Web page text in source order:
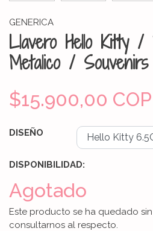
GENERICA
Llavero Hello Kitty /
Metalico / Souvenirs
$15.900,00 COP
DISEÑO
DISPONIBILIDAD:
Agotado
Este producto se ha quedado
consultarnos al respecto.